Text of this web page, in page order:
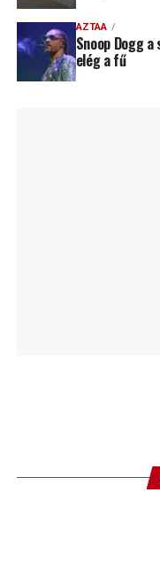
AZTAA
Snoop Dogg
elég a fű